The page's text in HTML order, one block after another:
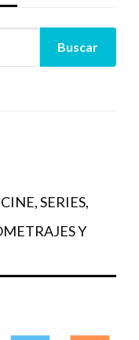
SERIES,
Y